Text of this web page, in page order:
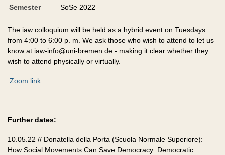
Semester
SoSe 2022
The iaw colloquium will be held as a hybrid event on Tuesdays
from 4:00 to 6:00 p. m. We ask those who wish to attend to let us
know at iaw-info@uni-bremen.de - making it clear whether they
wish to attend physically or virtually.
Zoom link
Further dates:
10.05.22 // Donatella della Porta (Scuola Normale Superiore):
How Social Movements Can Save Democracy: Democratic